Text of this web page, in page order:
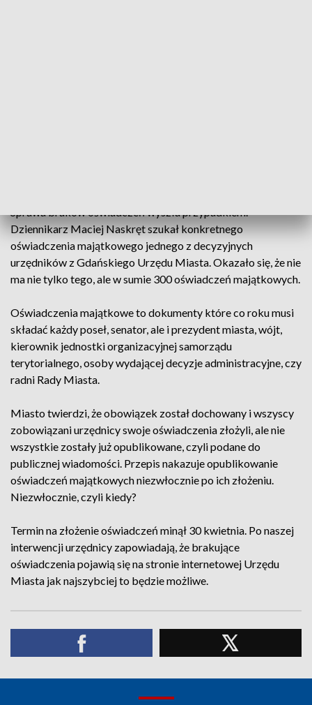
Sprawa braków oświadczeń wyszła przypadkiem.
Dziennikarz Maciej Naskręt szukał konkretnego
oświadczenia majątkowego jednego z decyzyjnych
urzędników z Gdańskiego Urzędu Miasta. Okazało się, że nie
ma nie tylko tego, ale w sumie 300 oświadczeń majątkowych.
Oświadczenia majątkowe to dokumenty które co roku musi
składać każdy poseł, senator, ale i prezydent miasta, wójt,
kierownik jednostki organizacyjnej samorządu
terytorialnego, osoby wydającej decyzje administracyjne, czy
radni Rady Miasta.
Miasto twierdzi, że obowiązek został dochowany i wszyscy
zobowiązani urzędnicy swoje oświadczenia złożyli, ale nie
wszystkie zostały już opublikowane, czyli podane do
publicznej wiadomości. Przepis nakazuje opublikowanie
oświadczeń majątkowych niezwłocznie po ich złożeniu.
Niezwłocznie, czyli kiedy?
Termin na złożenie oświadczeń minął 30 kwietnia. Po naszej
interwencji urzędnicy zapowiadają, że brakujące
oświadczenia pojawią się na stronie internetowej Urzędu
Miasta jak najszybciej to będzie możliwe.